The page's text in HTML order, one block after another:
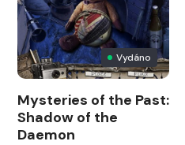
Vydáno
Mysteries of the Past:
Shadow of the
Daemon